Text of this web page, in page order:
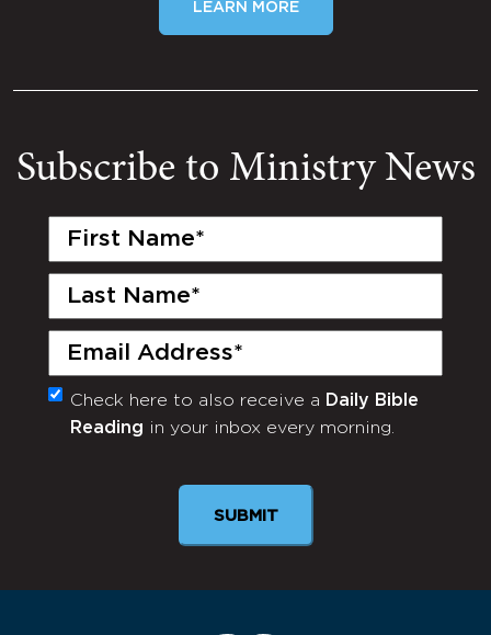
LEARN MORE
Subscribe to Ministry News
First
Last
Email
(Required)
Monthly
Newsletter
Check here to also receive a Daily Bible
Reading in your inbox every morning.